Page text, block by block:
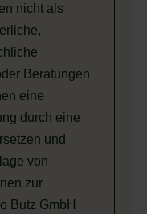
nicht als
Beratungen
eine
durch eine
und
von
zur
Butz GmbH